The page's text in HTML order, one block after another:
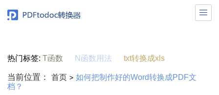

热门标签: T函数 N函数用法 txt转换成xls
当前位置： 首页 > 如何把制作好的Word转换成PDF文
档？